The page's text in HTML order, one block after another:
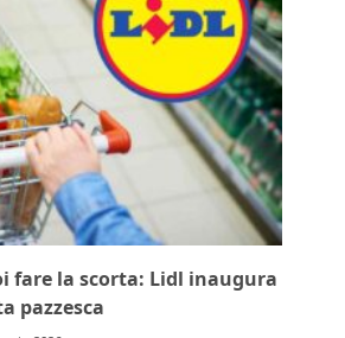
fare la scorta: Lidl inaugura
pazzesca